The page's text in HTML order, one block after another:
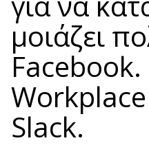
μοιάζει
Facebook.
Workplace
Slack.